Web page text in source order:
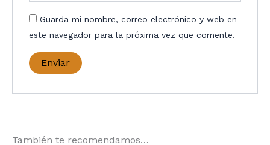
Guarda mi nombre, correo electrónico y web en
este navegador para la próxima vez que comente.
También te recomendamos…